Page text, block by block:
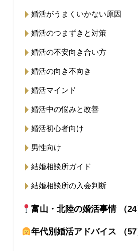
婚活がうまくいかない原因
婚活のつまずきと対策
婚活の不安向き合い方
婚活の向き不向き
婚活マインド
婚活中の悩みと改善
婚活初心者向け
男性向け
結婚相談所ガイド
結婚相談所の入会判断
富山・北陸の婚活事情 （24
年代別婚活アドバイス （57